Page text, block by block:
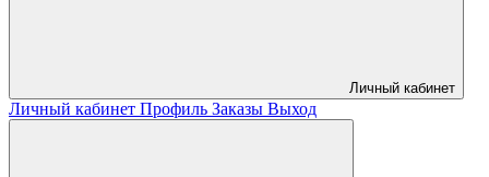
Личный кабинет
Личный кабинет Профиль Заказы Выход